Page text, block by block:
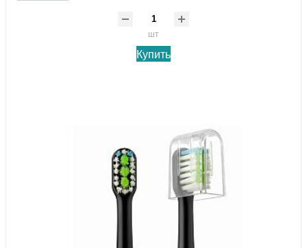
шт
Купить